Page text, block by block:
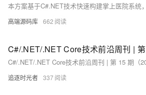
高端源码库 662
C#/.NET/.NET Core技术前沿周刊 | 第 15 期（
追逐时光者 337